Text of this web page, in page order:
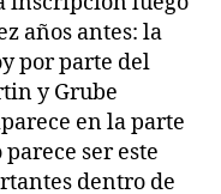
años antes: la
por parte del
y Grube
en la parte
ser este
dentro de